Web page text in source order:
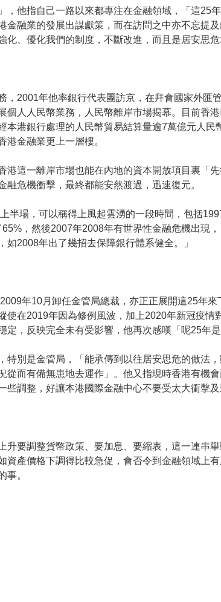
他指自己一路以來都專注在金融領域，「這25
金融業的發展出謀獻策，而在訪問之中亦不忘提
、優化我們的制度，不斷改進，而且是居安思危
，2001年他率銀行代表團訪京，在拜會國家外匯
個人人民幣業務，人民幣離岸市場揭幕。目前香
本港銀行處理的人民幣貿易結算量逾7萬億元人
金融業更上一層樓。
港這一離岸市場也能在內地的資本開放項目裏「
危機衝擊，最終都能安然渡過，迅速復元。
半場，可以稱得上風起雲湧的一段時間，包括
，然後2007年2008年有世界性金融危機出現
2008年出了幾招去保障銀行體系健全。」
年10月卸任金管局總裁，亦正正展開這25年
使在2019年因為修例風波，加上2020年新冠疫情
，反映完全未有受影響，他再次感嘆「呢25年是
特別是金管局，「能承傳到以往居安思危的做法
從而有備無患地去運作」。他又指現時香港有機
調整，好讓本港國際金融中心不要受太大衝擊及
升要調整貨幣政策、要加息、要縮表，這一連串
資產價格下調得比較急促，會否令到金融領域上
事。